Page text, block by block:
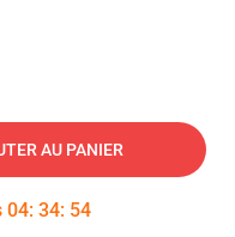
AU PANIER
04: 34: 53